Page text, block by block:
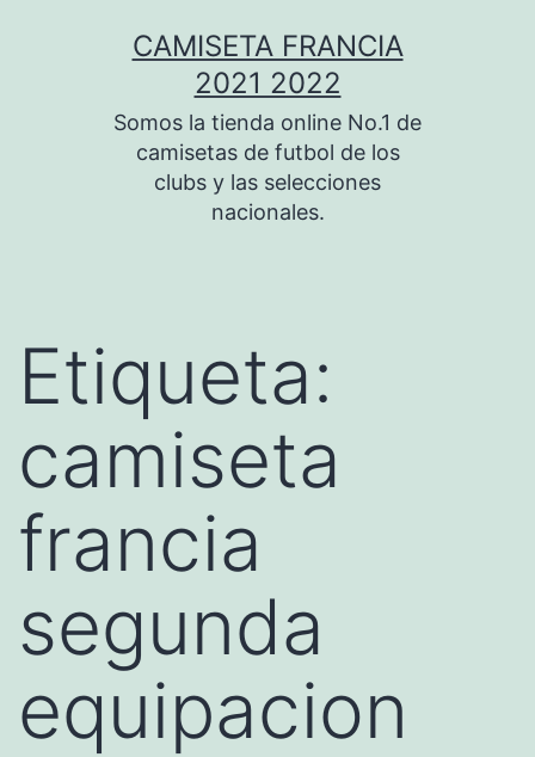
CAMISETA FRANCIA
2021 2022
Somos la tienda online No.1 de
camisetas de futbol de los
clubs y las selecciones
nacionales.
Etiqueta:
camiseta
francia
segunda
equipacion